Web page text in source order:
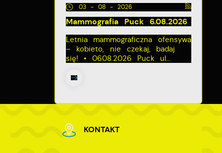
03 - 08 - 2026
Mammografia Puck 6.08.2026
Letnia mammograficzna ofensywa
– kobieto, nie czekaj, badaj
się! • 06.08.2026 Puck ul...
KONTAKT